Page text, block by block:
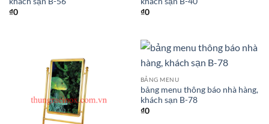
₫0
₫0
BẢNG MENU
bảng menu thông báo nhà hàng,
khách sạn B-78
₫0